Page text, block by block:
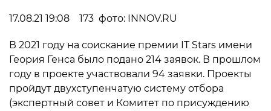
17.08.21 19:08 173 фото: INNOV.RU
В 2021 году на соискание премии IT Stars имени
Геория Генса было подано 214 заявок. В прошлом
году в проекте участвовали 94 заявки. Проекты
пройдут двухступенчатую систему отбора
(экспертный совет и Комитет по присуждению